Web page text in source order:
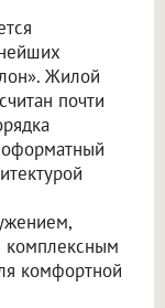
Жилой
почти
комплексным
комфортной